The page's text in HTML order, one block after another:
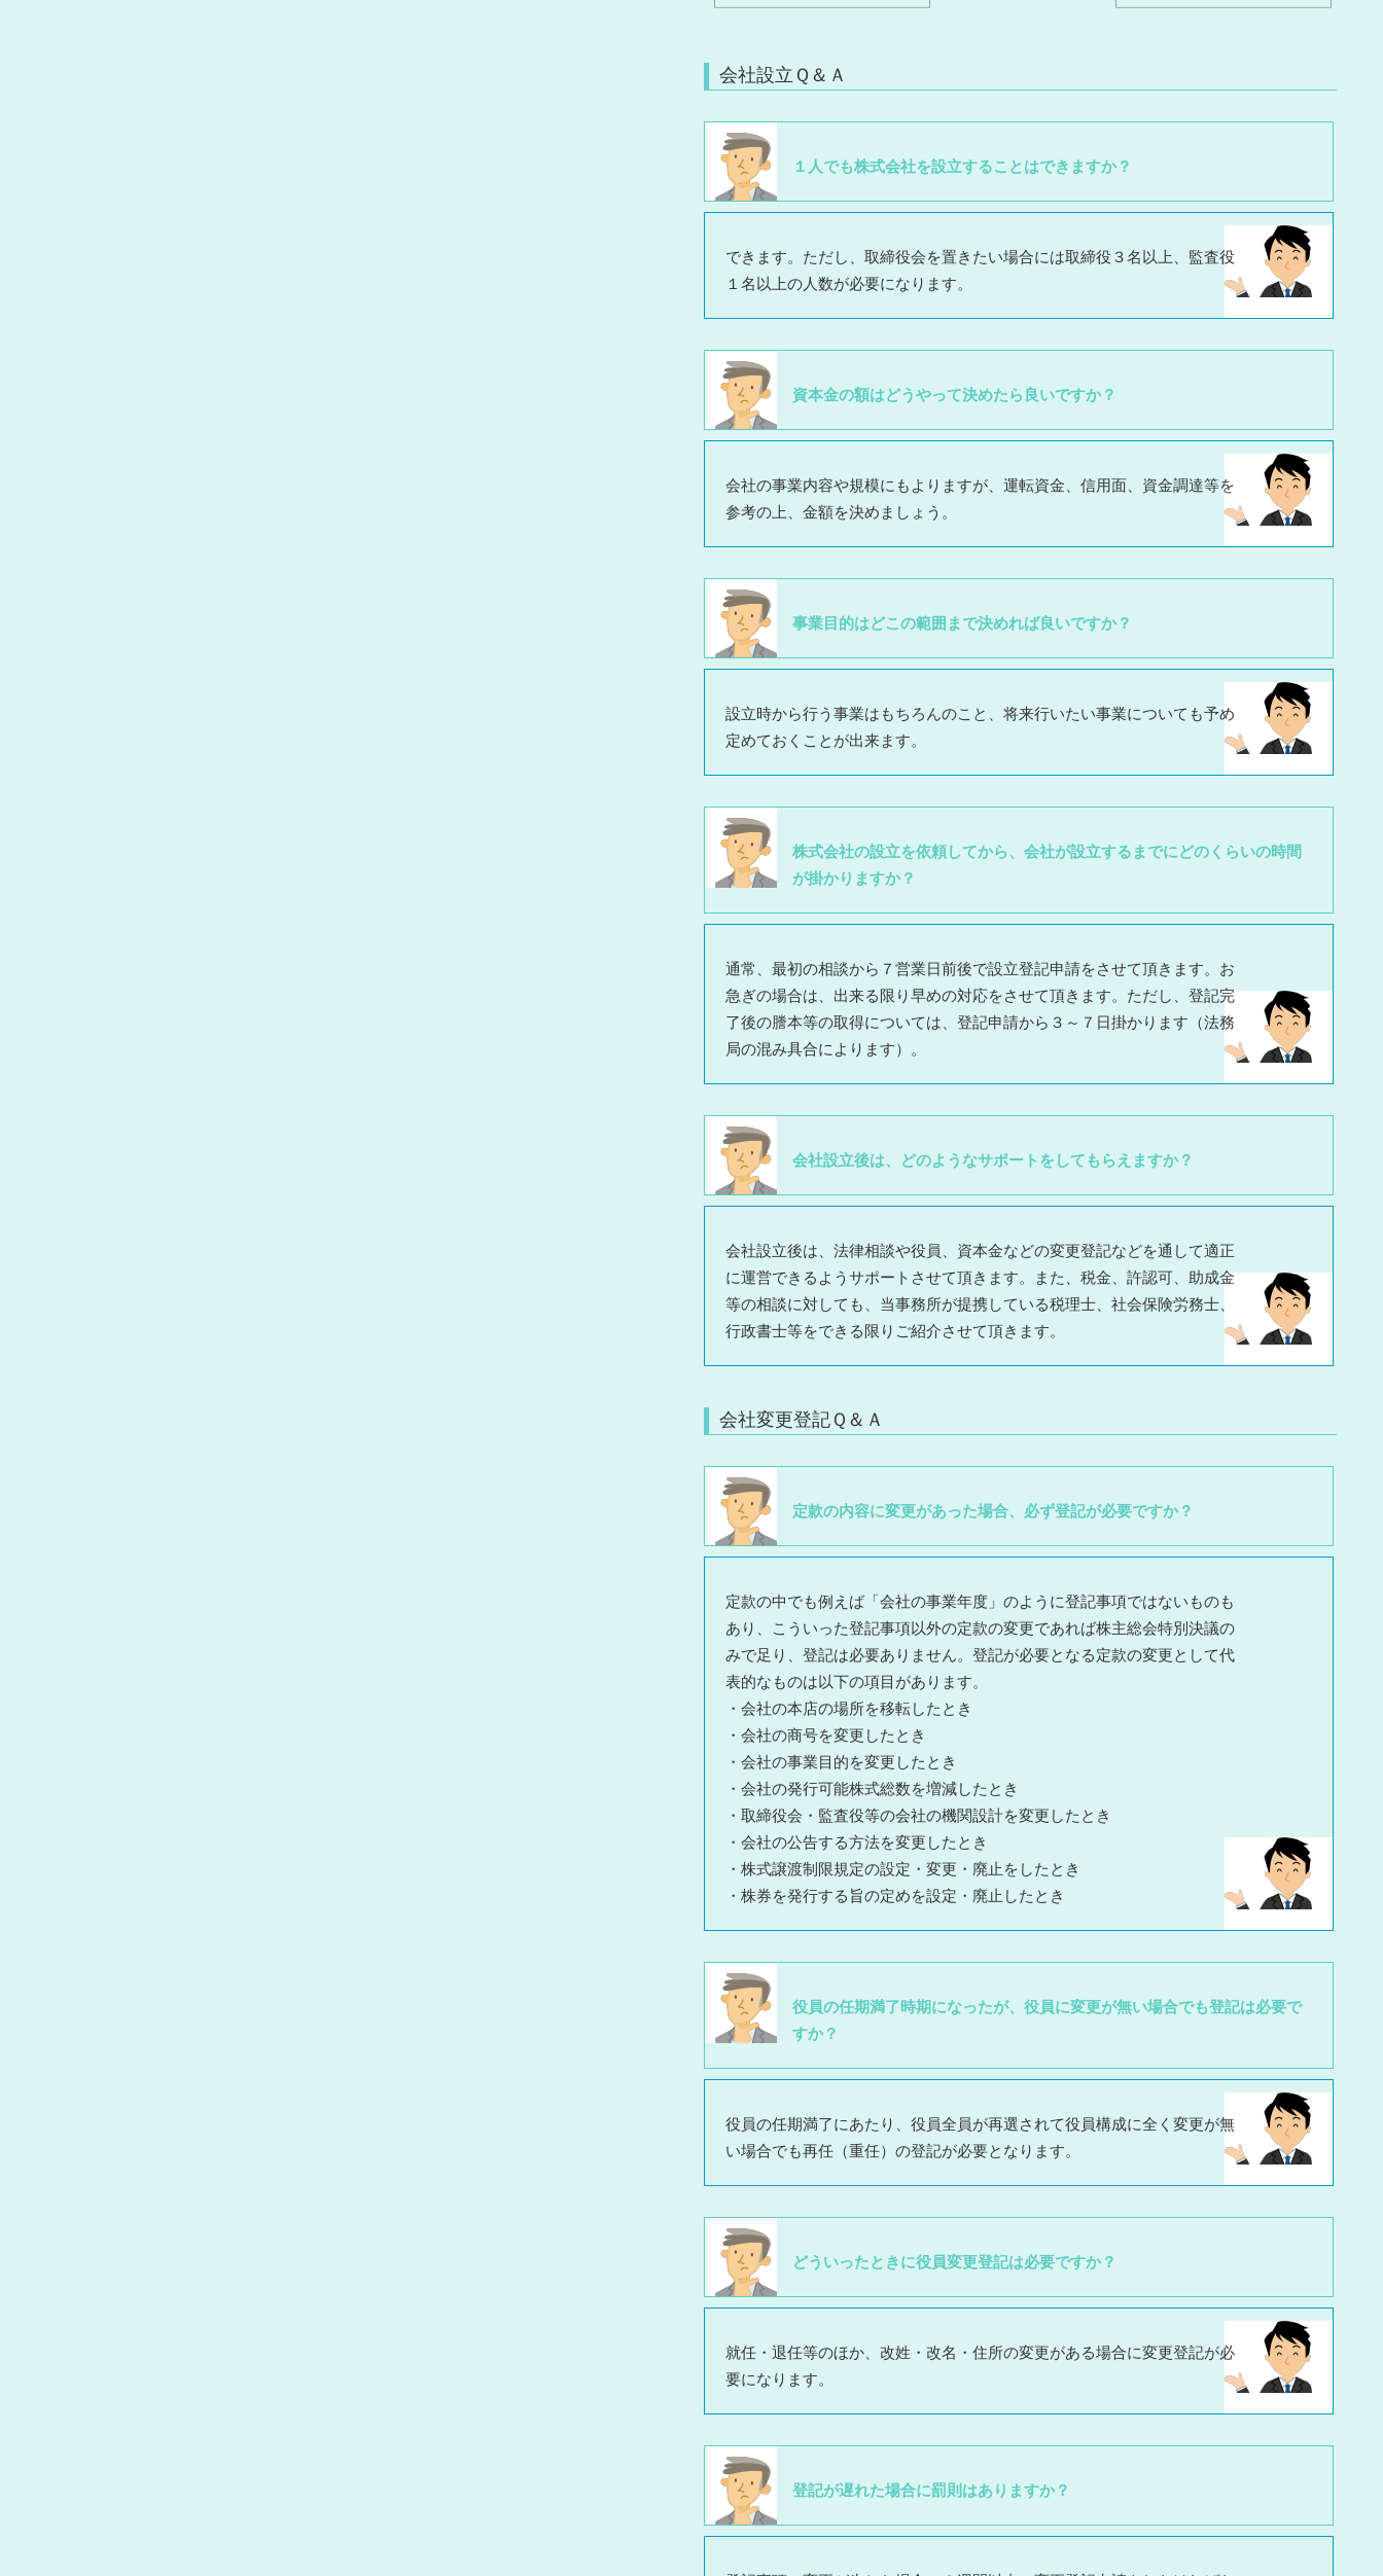
会社設立Ｑ＆Ａ
１人でも株式会社を設立することはできますか？
できます。ただし、取締役会を置きたい場合には取締役３名以上、監査役
１名以上の人数が必要になります。
資本金の額はどうやって決めたら良いですか？
会社の事業内容や規模にもよりますが、運転資金、信用面、資金調達等を
参考の上、金額を決めましょう。
事業目的はどこの範囲まで決めれば良いですか？
設立時から行う事業はもちろんのこと、将来行いたい事業についても予め
定めておくことが出来ます。
株式会社の設立を依頼してから、会社が設立するまでにどのくらいの時間
が掛かりますか？
通常、最初の相談から７営業日前後で設立登記申請をさせて頂きます。お
急ぎの場合は、出来る限り早めの対応をさせて頂きます。ただし、登記完
了後の謄本等の取得については、登記申請から３～７日掛かります（法務
局の混み具合によります）。
会社設立後は、どのようなサポートをしてもらえますか？
会社設立後は、法律相談や役員、資本金などの変更登記などを通して適正
に運営できるようサポートさせて頂きます。また、税金、許認可、助成金
等の相談に対しても、当事務所が提携している税理士、社会保険労務士、
行政書士等をできる限りご紹介させて頂きます。
会社変更登記Ｑ＆Ａ
定款の内容に変更があった場合、必ず登記が必要ですか？
定款の中でも例えば「会社の事業年度」のように登記事項ではないものも
あり、こういった登記事項以外の定款の変更であれば株主総会特別決議の
みで足り、登記は必要ありません。登記が必要となる定款の変更として代
表的なものは以下の項目があります。
・会社の本店の場所を移転したとき
・会社の商号を変更したとき
・会社の事業目的を変更したとき
・会社の発行可能株式総数を増減したとき
・取締役会・監査役等の会社の機関設計を変更したとき
・会社の公告する方法を変更したとき
・株式譲渡制限規定の設定・変更・廃止をしたとき
・株券を発行する旨の定めを設定・廃止したとき
役員の任期満了時期になったが、役員に変更が無い場合でも登記は必要で
すか？
役員の任期満了にあたり、役員全員が再選されて役員構成に全く変更が無
い場合でも再任（重任）の登記が必要となります。
どういったときに役員変更登記は必要ですか？
就任・退任等のほか、改姓・改名・住所の変更がある場合に変更登記が必
要になります。
登記が遅れた場合に罰則はありますか？